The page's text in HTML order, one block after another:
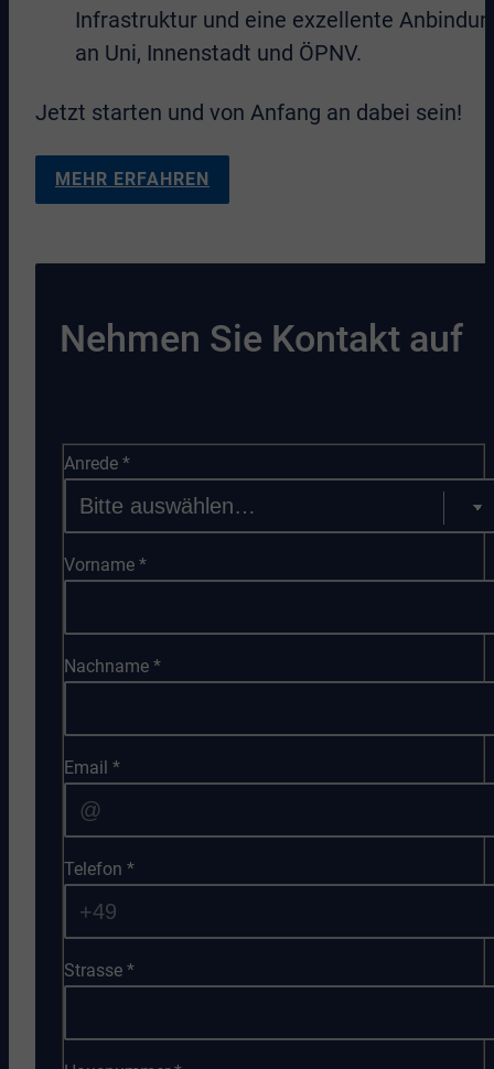
Infrastruktur und eine exzellente
an Uni, Innenstadt und ÖPNV.
Jetzt starten und von Anfang an dabei sein!
MEHR ERFAHREN
Nehmen Sie Kontakt auf
Anrede*
Vorname*
Nachname*
Email*
Telefon*
Strasse*